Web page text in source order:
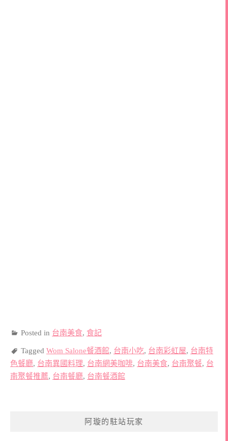
Posted in 台南美食, 食記
Tagged Wom Salone餐酒館, 台南小吃, 台南彩虹屋, 台南特
色餐廳, 台南異國料理, 台南網美咖啡, 台南美食, 台南聚餐, 台
南聚餐推薦, 台南餐廳, 台南餐酒館
阿璇的駐站玩家